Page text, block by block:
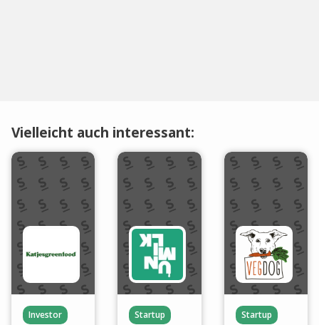
Vielleicht auch interessant:
Investor
Startup
Startup